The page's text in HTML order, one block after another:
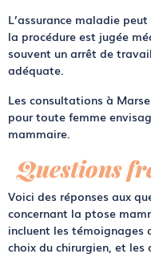
L’assurance maladie peut
la procédure est jugée
souvent un arrêt de travail
adéquate.
Les consultations à
pour toute femme
mammaire.
Questions
Voici des réponses aux
concernant la ptose
incluent les témoignages
choix du chirurgien, et